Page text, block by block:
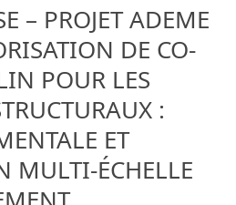
– PROJET ADEME
DE CO-
POUR LES
:
ET
MULTI-ÉCHELLE